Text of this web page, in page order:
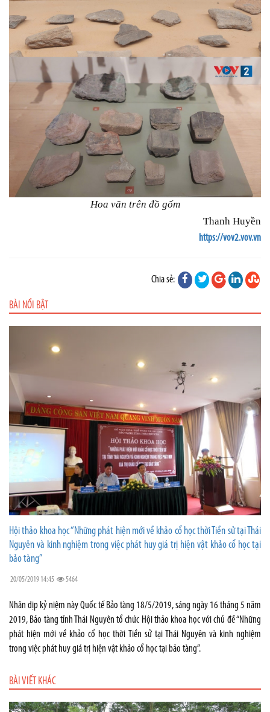
Hoa văn trên đồ gốm
Thanh Huyền
https://vov2.vov.vn
Chia sẻ:
BÀI NỔI BẬT
Hội thảo khoa học “Những phát hiện mới về khảo cổ học thời Tiền sử tại Thái
Nguyên và kinh nghiệm trong việc phát huy giá trị hiện vật khảo cổ học tại
bảo tàng”
20/05/2019 14:45 5464
Nhân dịp kỷ niệm này Quốc tế Bảo tàng 18/5/2019, sáng ngày 16 tháng 5 năm
2019, Bảo tàng tỉnh Thái Nguyên tổ chức Hội thảo khoa học với chủ đề “Những
phát hiện mới về khảo cổ học thời Tiền sử tại Thái Nguyên và kinh nghiệm
trong việc phát huy giá trị hiện vật khảo cổ học tại bảo tàng”.
BÀI VIẾT KHÁC